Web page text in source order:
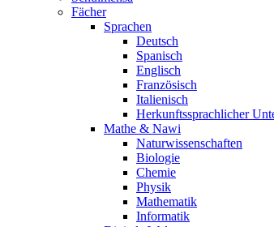
Fächer
Sprachen
Deutsch
Spanisch
Englisch
Französisch
Italienisch
Herkunftssprachlicher
Mathe & Nawi
Naturwissenschaften
Biologie
Chemie
Physik
Mathematik
Informatik